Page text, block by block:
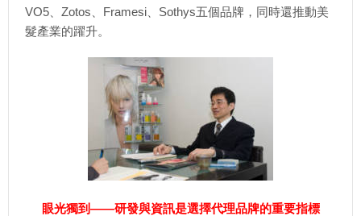
VO5、Zotos、Framesi、Sothys五個品牌，同時還推動美
髮產業的躍升。
眼光獨到——研發與資訊是選擇代理品牌的重要指標